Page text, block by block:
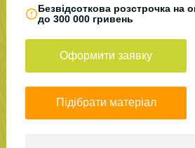
Безвідсоткова розстрочка на
до 300 000 гривень
Оформити заявку
Підібрати матеріал